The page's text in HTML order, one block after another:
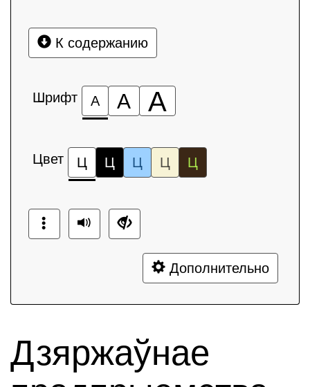
К содержанию
Шрифт А А А
Цвет Ц Ц Ц Ц Ц
Дополнительно
Дзяржаўнае